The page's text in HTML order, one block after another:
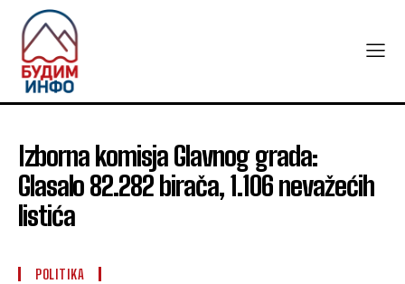
Izborna komisja Glavnog grada:
Glasalo 82.282 birača, 1.106 nevažećih
listića
POLITIKA